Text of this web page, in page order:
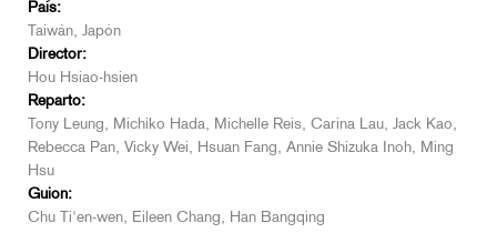
País:
Taiwán, Japón
Director:
Hou Hsiao-hsien
Reparto:
Tony Leung, Michiko Hada, Michelle Reis, Carina Lau, Jack Kao,
Rebecca Pan, Vicky Wei, Hsuan Fang, Annie Shizuka Inoh, Ming
Hsu
Guion:
Chu Ti'en-wen, Eileen Chang, Han Bangqing